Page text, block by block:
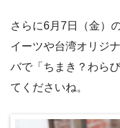
さらに6月7日（金）
イーツや台湾オリジ
バで「ちまき？わら
てくださいね。